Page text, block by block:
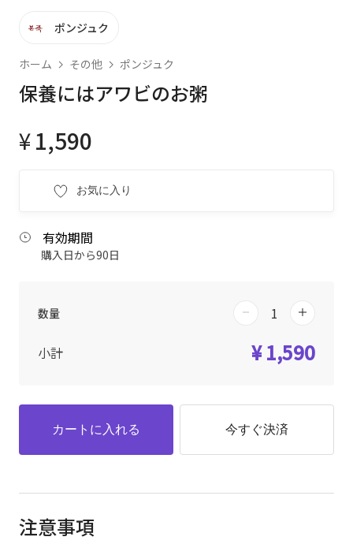
ポンジュク
ホーム その他 ポンジュク
保養にはアワビのお粥
¥1,590
お気に入り
有効期間
購入日から90日
数量
小計 ¥ 1,590
カートに入れる 今すぐ決済
注意事項